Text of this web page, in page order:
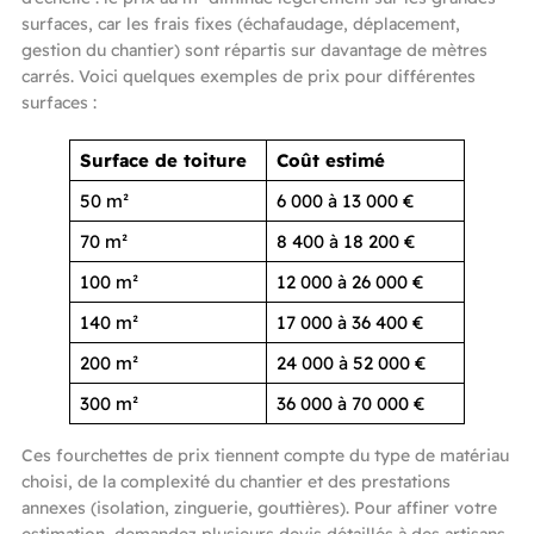
surfaces, car les frais fixes (échafaudage, déplacement,
gestion du chantier) sont répartis sur davantage de mètres
carrés. Voici quelques exemples de prix pour différentes
surfaces :
Surface de toiture
Coût estimé
50 m²
6 000 à 13 000 €
70 m²
8 400 à 18 200 €
100 m²
12 000 à 26 000 €
140 m²
17 000 à 36 400 €
200 m²
24 000 à 52 000 €
300 m²
36 000 à 70 000 €
Ces fourchettes de prix tiennent compte du type de matériau
choisi, de la complexité du chantier et des prestations
annexes (isolation, zinguerie, gouttières). Pour affiner votre